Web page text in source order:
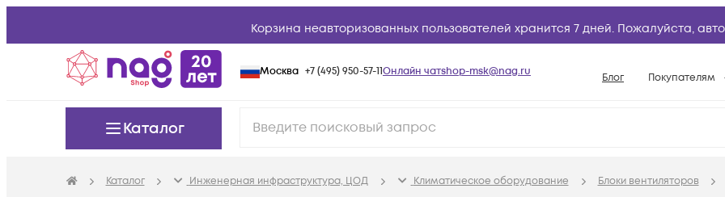
Корзина неавторизованных пользователей хранится 7 дней. Пожалуйста,
Москва +7 (495) 950-57-11Онлайн чатshop-msk@nag.ru Блог Покупателям
Условия
Каталог
Каталог Инженерная инфраструктура, ЦОД Климатичeское оборудование Блоки вентиляторов